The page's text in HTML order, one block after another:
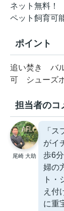
ネット無料！
ペット飼育可
ポイント
追い焚き バ
可
シューズ
担当者のコ
尾崎 大助
「
がイ
歩6
婦の
ト・
え付
に重